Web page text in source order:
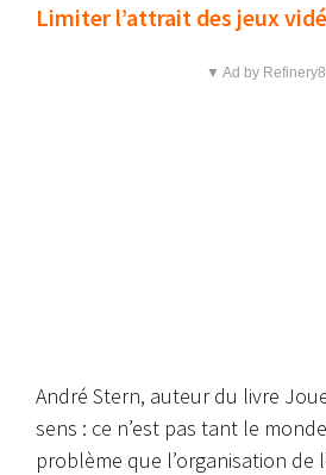
Limiter l’attrait des jeux
▼ Ad by
André Stern, auteur du livre
sens : ce n’est pas tant le
problème que l’organisation de